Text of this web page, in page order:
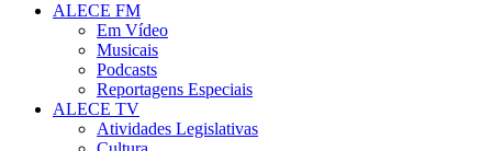
ALECE FM
Em Vídeo
Musicais
Podcasts
Reportagens Especiais
ALECE TV
Atividades Legislativas